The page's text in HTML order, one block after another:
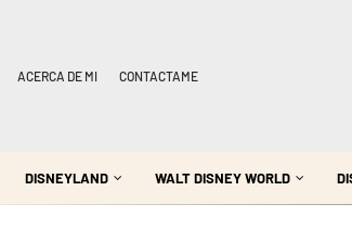
ACERCA DE MI CONTACTAME
DISNEYLAND WALT DISNEY WORLD